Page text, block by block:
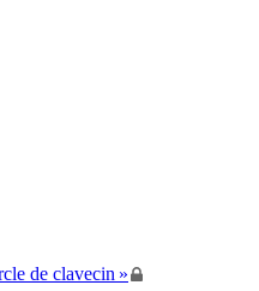
de clavecin »